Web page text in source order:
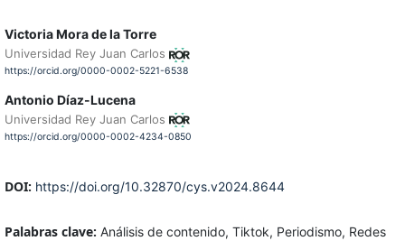
Victoria Mora de la Torre
Universidad Rey Juan Carlos
https://orcid.org/0000-0002-5221-6538
Antonio Díaz-Lucena
Universidad Rey Juan Carlos
https://orcid.org/0000-0002-4234-0850
DOI: https://doi.org/10.32870/cys.v2024.8644
Palabras clave: Análisis de contenido, Tiktok, Periodismo, Redes